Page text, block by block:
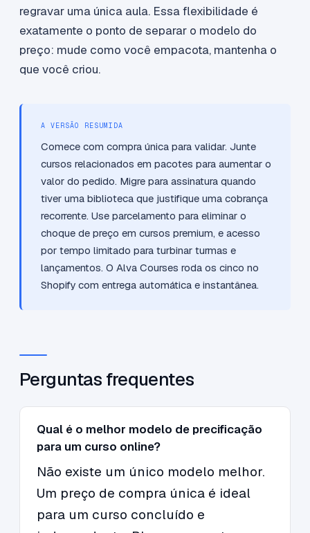
regravar uma única aula. Essa flexibilidade é
exatamente o ponto de separar o modelo do
preço: mude como você empacota, mantenha o
que você criou.
A VERSÃO RESUMIDA
Comece com compra única para validar. Junte
cursos relacionados em pacotes para aumentar o
valor do pedido. Migre para assinatura quando
tiver uma biblioteca que justifique uma cobrança
recorrente. Use parcelamento para eliminar o
choque de preço em cursos premium, e acesso
por tempo limitado para turbinar turmas e
lançamentos. O Alva Courses roda os cinco no
Shopify com entrega automática e instantânea.
Perguntas frequentes
Qual é o melhor modelo de precificação
para um curso online?
Não existe um único modelo melhor.
Um preço de compra única é ideal
para um curso concluído e